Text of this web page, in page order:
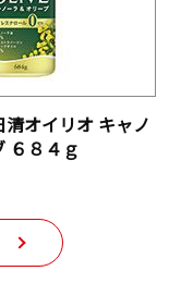
オイリオ キャノ
６８４ｇ